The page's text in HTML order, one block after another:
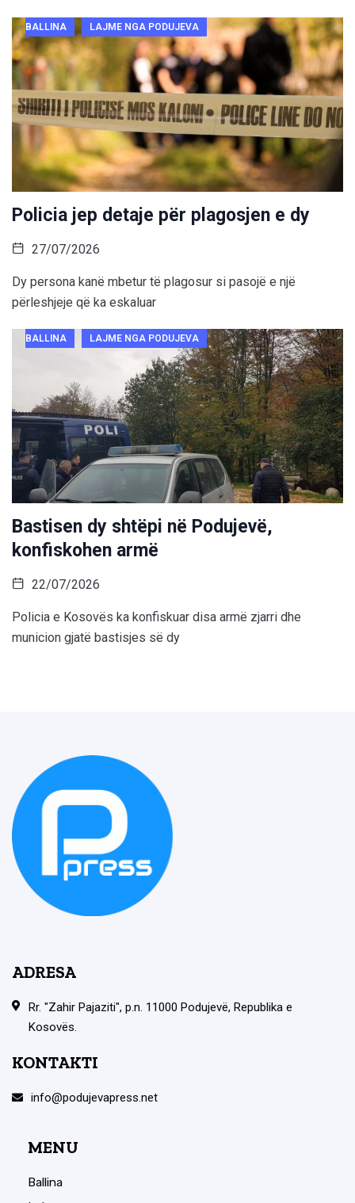
BALLINA LAJME NGA PODUJEVA
Policia jep detaje për plagosjen e dy
27/07/2026
Dy persona kanë mbetur të plagosur si pasojë e një
përleshjeje që ka eskaluar
BALLINA LAJME NGA PODUJEVA
Bastisen dy shtëpi në Podujevë,
konfiskohen armë
22/07/2026
Policia e Kosovës ka konfiskuar disa armë zjarri dhe
municion gjatë bastisjes së dy
ADRESA
Rr. "Zahir Pajaziti", p.n. 11000 Podujevë, Republika e
Kosovës.
KONTAKTI
info@podujevapress.net
MENU
Ballina